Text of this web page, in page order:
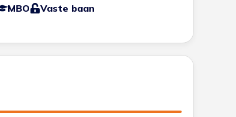
MBO Vaste baan